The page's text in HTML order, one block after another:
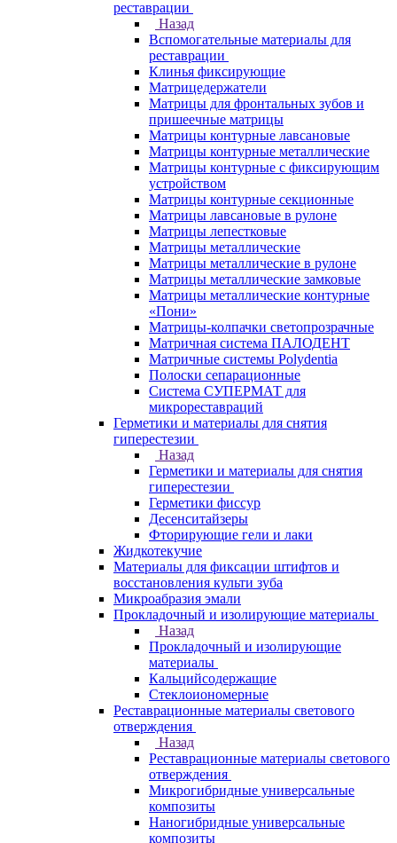
реставрации
Назад
Вспомогательные материалы для
реставрации
Клинья фиксирующие
Матрицедержатели
Матрицы для фронтальных зубов и
пришеечные матрицы
Матрицы контурные лавсановые
Матрицы контурные металлические
Матрицы контурные с фиксирующим
устройством
Матрицы контурные секционные
Матрицы лавсановые в рулоне
Матрицы лепестковые
Матрицы металлические
Матрицы металлические в рулоне
Матрицы металлические замковые
Матрицы металлические контурные
«Пони»
Матрицы-колпачки светопрозрачные
Матричная система ПАЛОДЕНТ
Матричные системы Polydentia
Полоски сепарационные
Система СУПЕРМАТ для
микрореставраций
Герметики и материалы для снятия
гиперестезии
Назад
Герметики и материалы для снятия
гиперестезии
Герметики фиссур
Десенситайзеры
Фторирующие гели и лаки
Жидкотекучие
Материалы для фиксации штифтов и
восстановления культи зуба
Микроабразия эмали
Прокладочный и изолирующие материалы
Назад
Прокладочный и изолирующие
материалы
Кальцийсодержащие
Стеклоиономерные
Реставрационные материалы светового
отверждения
Назад
Реставрационные материалы светового
отверждения
Микрогибридные универсальные
композиты
Наногибридные универсальные
композиты